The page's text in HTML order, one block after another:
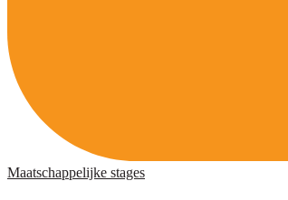
Maatschappelijke stages